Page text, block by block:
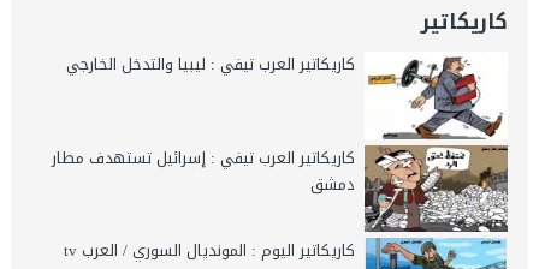
كاريكاتير
كاريكاتير العرب تيفي : ليبيا والتدخل الخارجي
كاريكاتير العرب تيفي : إسرائيل تستهدف مطار
دمشق
كاريكاتير اليوم : المونديال السوري / العرب tv